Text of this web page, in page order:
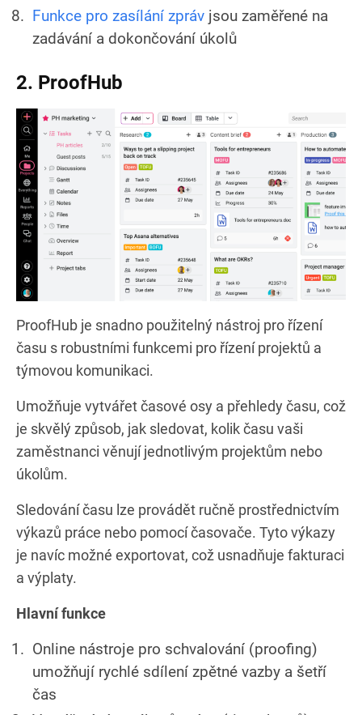
Funkce pro zasílání zpráv jsou zaměřené na
zadávání a dokončování úkolů
2. ProofHub
ProofHub je snadno použitelný nástroj pro řízení
času s robustními funkcemi pro řízení projektů a
týmovou komunikaci.
Umožňuje vytvářet časové osy a přehledy času, což
je skvělý způsob, jak sledovat, kolik času vaši
zaměstnanci věnují jednotlivým projektům nebo
úkolům.
Sledování času lze provádět ručně prostřednictvím
výkazů práce nebo pomocí časovače. Tyto výkazy
je navíc možné exportovat, což usnadňuje fakturaci
a výplaty.
Hlavní funkce
Online nástroje pro schvalování (proofing)
umožňují rychlé sdílení zpětné vazby a šetří
čas